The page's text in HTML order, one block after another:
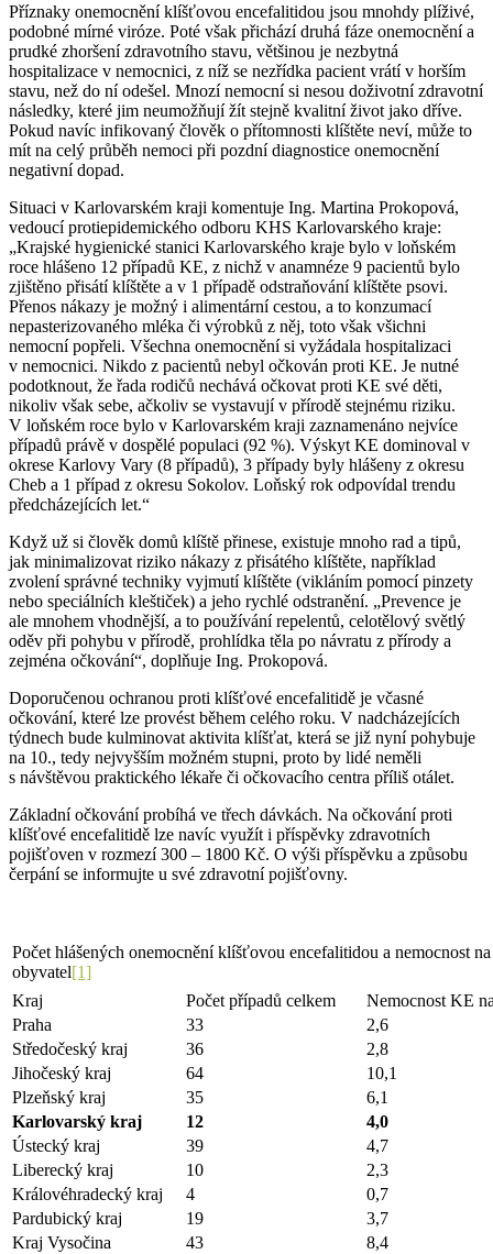
Příznaky onemocnění klíšťovou encefalitidou jsou mnohdy plíživé,
podobné mírné viróze. Poté však přichází druhá fáze onemocnění a
prudké zhoršení zdravotního stavu, většinou je nezbytná
hospitalizace v nemocnici, z níž se nezřídka pacient vrátí v horším
stavu, než do ní odešel. Mnozí nemocní si nesou doživotní zdravotní
následky, které jim neumožňují žít stejně kvalitní život jako dříve.
Pokud navíc infikovaný člověk o přítomnosti klíštěte neví, může to
mít na celý průběh nemoci při pozdní diagnostice onemocnění
negativní dopad.
Situaci v Karlovarském kraji komentuje Ing. Martina Prokopová,
vedoucí protiepidemického odboru KHS Karlovarského kraje:
„Krajské hygienické stanici Karlovarského kraje bylo v loňském
roce hlášeno 12 případů KE, z nichž v anamnéze 9 pacientů bylo
zjištěno přisátí klíštěte a v 1 případě odstraňování klíštěte psovi.
Přenos nákazy je možný i alimentární cestou, a to konzumací
nepasterizovaného mléka či výrobků z něj, toto však všichni
nemocní popřeli. Všechna onemocnění si vyžádala hospitalizaci
v nemocnici. Nikdo z pacientů nebyl očkován proti KE. Je nutné
podotknout, že řada rodičů nechává očkovat proti KE své děti,
nikoliv však sebe, ačkoliv se vystavují v přírodě stejnému riziku.
V loňském roce bylo v Karlovarském kraji zaznamenáno nejvíce
případů právě v dospělé populaci (92 %). Výskyt KE dominoval v
okrese Karlovy Vary (8 případů), 3 případy byly hlášeny z okresu
Cheb a 1 případ z okresu Sokolov. Loňský rok odpovídal trendu
předcházejících let.“
Když už si člověk domů klíště přinese, existuje mnoho rad a tipů,
jak minimalizovat riziko nákazy z přisátého klíštěte, například
zvolení správné techniky vyjmutí klíštěte (vikláním pomocí pinzety
nebo speciálních kleštiček) a jeho rychlé odstranění. „Prevence je
ale mnohem vhodnější, a to používání repelentů, celotělový světlý
oděv při pohybu v přírodě, prohlídka těla po návratu z přírody a
zejména očkování“, doplňuje Ing. Prokopová.
Doporučenou ochranou proti klíšťové encefalitidě je včasné
očkování, které lze provést během celého roku. V nadcházejících
týdnech bude kulminovat aktivita klíšťat, která se již nyní pohybuje
na 10., tedy nejvyšším možném stupni, proto by lidé neměli
s návštěvou praktického lékaře či očkovacího centra příliš otálet.
Základní očkování probíhá ve třech dávkách. Na očkování proti
klíšťové encefalitidě lze navíc využít i příspěvky zdravotních
pojišťoven v rozmezí 300 – 1800 Kč. O výši příspěvku a způsobu
čerpání se informujte u své zdravotní pojišťovny.
Počet hlášených onemocnění klíšťovou encefalitidou a nemocnost
obyvatel[1]
Kraj
Počet případů celkem
Nemocnost KE
Praha
33
2,6
Středočeský kraj
36
2,8
Jihočeský kraj
64
10,1
Plzeňský kraj
35
6,1
Karlovarský kraj
12
4,0
Ústecký kraj
39
4,7
Liberecký kraj
10
2,3
Královéhradecký kraj
4
0,7
Pardubický kraj
19
3,7
Kraj Vysočina
43 8,4